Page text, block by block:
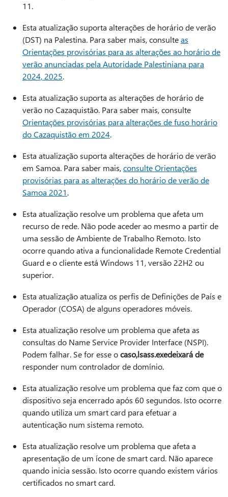
11.
Esta atualização suporta alterações de horário de verão
(DST) na Palestina. Para saber mais, consulteas
Orientações provisórias para as alterações ao horário de
verão anunciadas pela Autoridade Palestiniana para
2024, 2025.
Esta atualização suporta as alterações de horário de
verão no Cazaquistão. Para saber mais, consulte
Orientações provisórias para alterações de fuso horário
do Cazaquistão em 2024.
Esta atualização suporta alterações de horário de verão
em Samoa. Para saber mais,consulte Orientações
provisórias para as alterações do horário de verão de
Samoa 2021.
Esta atualização resolve um problema que afeta um
recurso de rede. Não pode aceder ao mesmo a partir de
uma sessão de Ambiente de Trabalho Remoto. Isto
ocorre quando ativa a funcionalidade Remote Credential
Guard e o cliente está Windows 11, versão 22H2 ou
superior.
Esta atualização atualiza os perfis de Definições de País e
Operador (COSA) de alguns operadores móveis.
Esta atualização resolve um problema que afeta as
consultas do Name Service Provider Interface (NSPI).
Podem falhar. Se for esse ocaso,lsass.exedeixará de
responder num controlador de domínio.
Esta atualização resolve um problema que faz com que o
dispositivo seja encerrado após 60 segundos. Isto ocorre
quando utiliza um smart card para efetuar a
autenticação num sistema remoto.
Esta atualização resolve um problema que afeta a
apresentação de um ícone de smart card. Não aparece
quando inicia sessão. Isto ocorre quando existem vários
certificados no smart card.